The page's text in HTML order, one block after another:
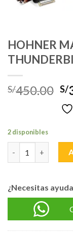
HOHNER
S/450.00 El
S/
2 disponibles
HOHNER
¿Necesitas